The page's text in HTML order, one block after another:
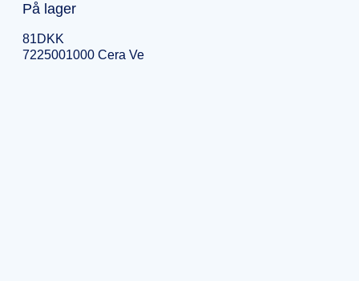
På lager
81DKK
7225001000 Cera Ve